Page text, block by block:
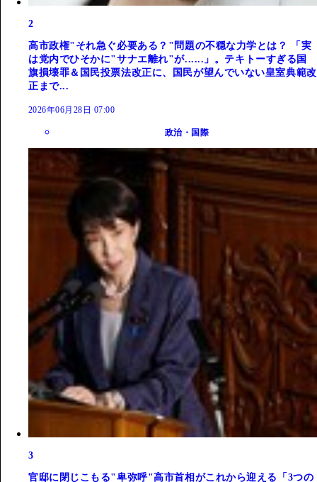
2
高市政権"それ急ぐ必要ある？"問題の不穏な力学とは？ 「実
は党内でひそかに"サナエ離れ"が......」。テキトーすぎる国
旗損壊罪＆国民投票法改正に、国民が望んでいない皇室典範改
正まで...
2026年06月28日 07:00
政治・国際
3
官邸に閉じこもる"卑弥呼"高市首相がこれから迎える「3つの